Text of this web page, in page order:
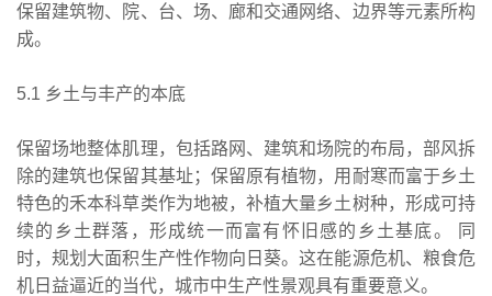
保留建筑物、院、台、场、廊和交通网络、边界等元素所构
成。
5.1 乡土与丰产的本底
保留场地整体肌理，包括路网、建筑和场院的布局，部风拆
除的建筑也保留其基址；保留原有植物，用耐寒而富于乡土
特色的禾本科草类作为地被，补植大量乡土树种，形成可持
续的乡土群落，形成统一而富有怀旧感的乡土基底。 同
时，规划大面积生产性作物向日葵。这在能源危机、粮食危
机日益逼近的当代，城市中生产性景观具有重要意义。